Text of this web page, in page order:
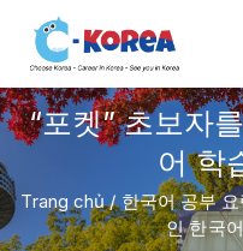
“포켓” 초보자
어 학
Trang chủ/한국어 공부
인 한국